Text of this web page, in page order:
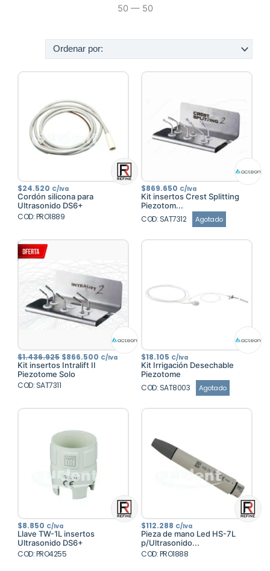
50 — 50
$24.520 C/Iva
Cordón silicona para
Ultrasonido DS6+
COD: PRO1889
$869.650 C/Iva
Kit insertos Crest Splitting
Piezotom...
COD: SAT7312 Agotado
$1.436.925 El
precio
original
era:
$866.500 El
precio
C/Iva
Kit insertos Intralift II
Piezotome Solo
COD: SAT7311
$18.105 C/Iva
Kit Irrigación Desechable
Piezotome
COD: SAT8003 Agotado
$8.850 C/Iva
Llave TW-1L insertos
Ultrasonido DS6+
COD: PRO4255
$112.288 C/Iva
Pieza de mano Led HS-7L
p/Ultrasonido...
COD: PRO1888